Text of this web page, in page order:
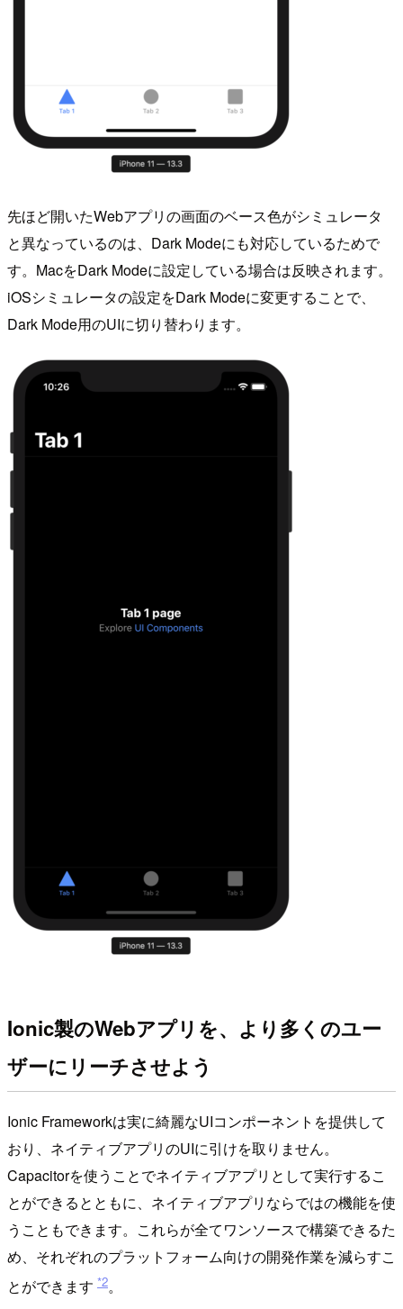
先ほど開いたWebアプリの画面のベース色がシミュレータ
と異なっているのは、Dark Modeにも対応しているためで
す。MacをDark Modeに設定している場合は反映されます。
iOSシミュレータの設定をDark Modeに変更することで、
Dark Mode用のUIに切り替わります。
Ionic製のWebアプリを、より多くのユー
ザーにリーチさせよう
Ionic Frameworkは実に綺麗なUIコンポーネントを提供して
おり、ネイティブアプリのUIに引けを取りません。
Capacitorを使うことでネイティブアプリとして実行するこ
とができるとともに、ネイティブアプリならではの機能を使
うこともできます。これらが全てワンソースで構築できるた
め、それぞれのプラットフォーム向けの開発作業を減らすこ
とができます *2。